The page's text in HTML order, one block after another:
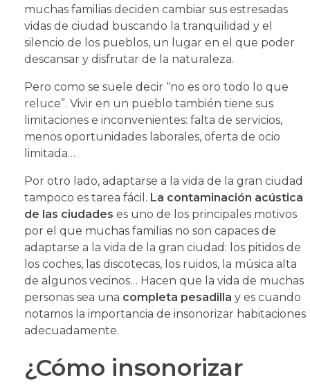
muchas familias deciden cambiar sus estresadas
vidas de ciudad buscando la tranquilidad y el
silencio de los pueblos, un lugar en el que poder
descansar y disfrutar de la naturaleza.
Pero como se suele decir “no es oro todo lo que
reluce”. Vivir en un pueblo también tiene sus
limitaciones e inconvenientes: falta de servicios,
menos oportunidades laborales, oferta de ocio
limitada…
Por otro lado, adaptarse a la vida de la gran ciudad
tampoco es tarea fácil. La contaminación acústica
de las ciudades es uno de los principales motivos
por el que muchas familias no son capaces de
adaptarse a la vida de la gran ciudad: los pitidos de
los coches, las discotecas, los ruidos, la música alta
de algunos vecinos… Hacen que la vida de muchas
personas sea una completa pesadilla y es cuando
notamos la importancia de insonorizar habitaciones
adecuadamente.
¿Cómo insonorizar